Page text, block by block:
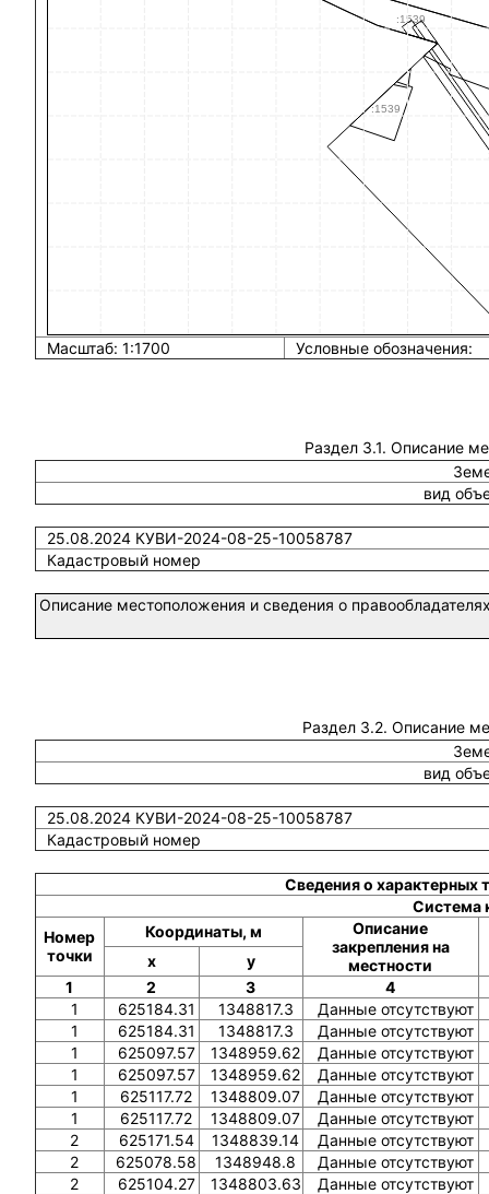
Масштаб: 1:1700 Условные обозначения:
Раздел 3.1. Описание
вид
25.08.2024 КУВИ-2024-08-25-10058787
Кадастровый номер
Описание местоположения и сведения о
Раздел 3.2. Описание
вид
25.08.2024 КУВИ-2024-08-25-10058787
Кадастровый номер
Сведения о характерных
Система
Номер
точки
Координаты, м
Описание
закрепления на
местности
x
y
1
2 3
4
1
625184.31 1348817.3
Данные отсутствуют
1
625184.31 1348817.3
Данные отсутствуют
1
625097.57 1348959.62
Данные отсутствуют
1
625097.57 1348959.62
Данные отсутствуют
1
625117.72 1348809.07
Данные отсутствуют
1
625117.72 1348809.07
Данные отсутствуют
2
625171.54 1348839.14
Данные отсутствуют
2
625078.58 1348948.8
Данные отсутствуют
2
625104.27 1348803.63
Данные отсутствуют